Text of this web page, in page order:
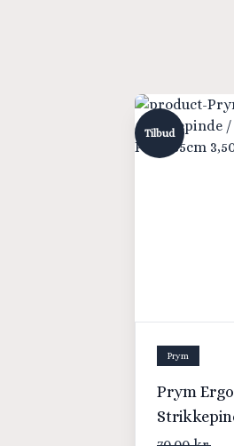
Tilbud
Prym
Prym